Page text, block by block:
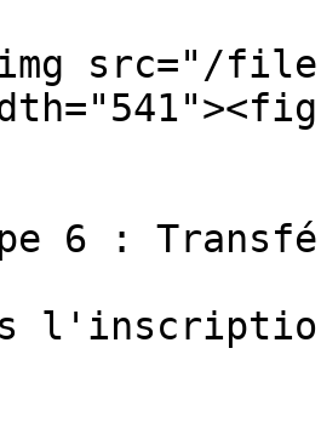
src="/
6 :